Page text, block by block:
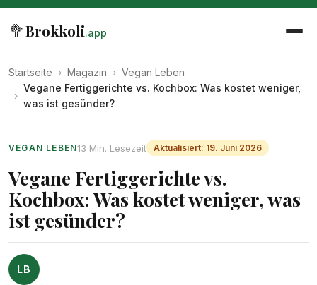
🥦Brokkoli.app
Startseite › Magazin › Vegan Leben
›
Vegane Fertiggerichte vs. Kochbox: Was kostet weniger,
was ist gesünder?
VEGAN LEBEN13 Min. Lesezeit Aktualisiert: 19. Juni 2026
Vegane Fertiggerichte vs.
Kochbox: Was kostet weniger, was
ist gesünder?
LB